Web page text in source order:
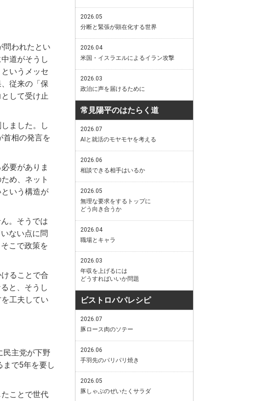
問われたとい
道がそうし
いうメッセ
従来の「保
して受け止
ました。し
首相の発言を
要がありま
め、ネット
いう構造が
。そうでは
ない点に問
こで政策を
ることで合
と、そうし
工夫してい
民主党が下野
まで5年を要し
ことで世代
2026.05
分断と緊張が顕在化する世界
2026.04
米国・イスラエルによるイラン攻撃
2026.03
政治に声を届けるために
常見陽平のはたらく道
2026.07
AIと就活のモヤモヤを考える
2026.06
相談できる相手はいるか
2026.05
無理な要求をするトップに
どう向き合うか
2026.04
職場とキャラ
2026.03
年収を上げるには
どうすればいいか問題
ビストロパパレシピ
2026.07
豚ロース肉のソテー
2026.06
手羽先のパリパリ焼き
2026.05
豚しゃぶのぜいたくサラダ